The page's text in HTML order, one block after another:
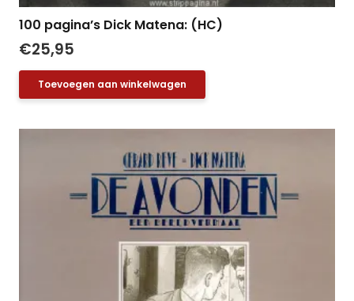
100 pagina’s Dick Matena: (HC)
€25,95
Toevoegen aan winkelwagen